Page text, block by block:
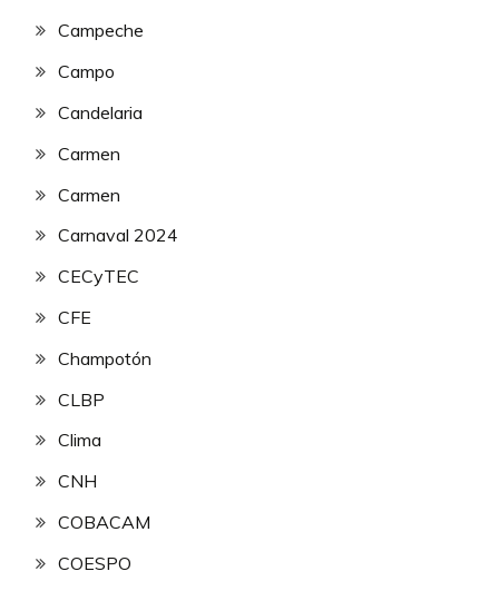
Campeche
Campo
Candelaria
Carmen
Carmen
Carnaval 2024
CECyTEC
CFE
Champotón
CLBP
Clima
CNH
COBACAM
COESPO